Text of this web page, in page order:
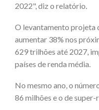
2022", diz o relatório.
O levantamento projeta
aumentar 38% nos
629 trilhões até 2027,
países de renda média.
No mesmo ano, o
86 milhões e o de